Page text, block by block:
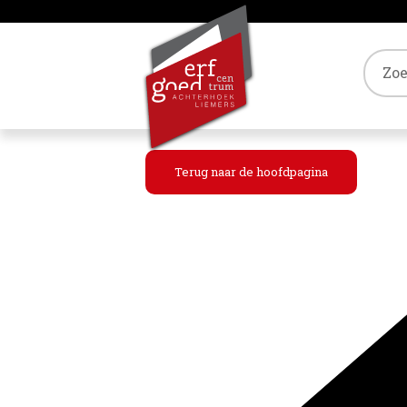
Terug naar de hoofdpagina